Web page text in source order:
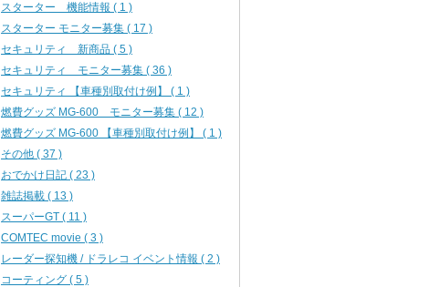
スターター 機能情報 ( 1 )
スターター モニター募集 ( 17 )
セキュリティ 新商品 ( 5 )
セキュリティ モニター募集 ( 36 )
セキュリティ 【車種別取付け例】 ( 1 )
燃費グッズ MG-600 モニター募集 ( 12 )
燃費グッズ MG-600 【車種別取付け例】 ( 1 )
その他 ( 37 )
おでかけ日記 ( 23 )
雑誌掲載 ( 13 )
スーパーGT ( 11 )
COMTEC movie ( 3 )
レーダー探知機 / ドラレコ イベント情報 ( 2 )
コーティング ( 5 )